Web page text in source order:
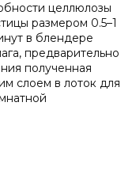
целлюлозы
размером 0.5–1
в блендере
предварительно
полученная
слоем в лоток для